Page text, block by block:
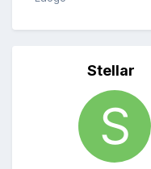
Stellar